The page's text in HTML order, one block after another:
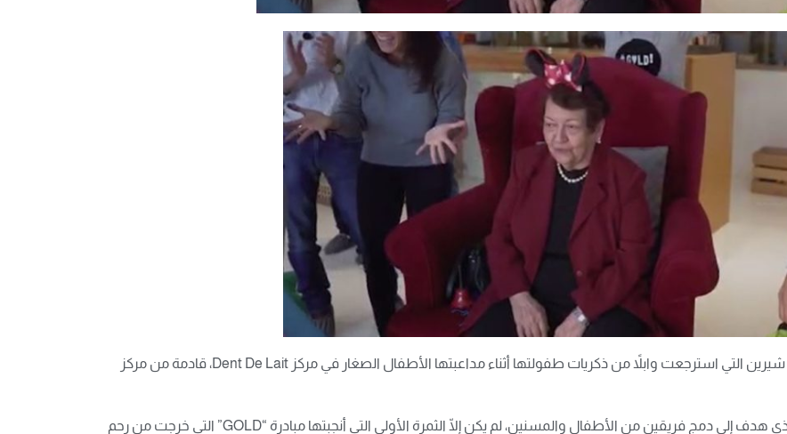
“حسیت حالي رجعت طفلة صغیرة”… هكذا علّقت الجدة شیرین التي استرجعت وابلاً من ذكریات طفولتها أثناء مداعبتها الأطفال الصغار في مركز Dent De Lait، قادمة من مركز
زیارة شیرین لمركز الأطفال كانت مفاجأة لهم، فاللقاء الذي هدف إلى دمج فریقین من الأطفال والمسنین، لم یكن إلّا الثمرة الأولى التي أنجبتها مبادرة “GOLD” التي خرجت من رحم